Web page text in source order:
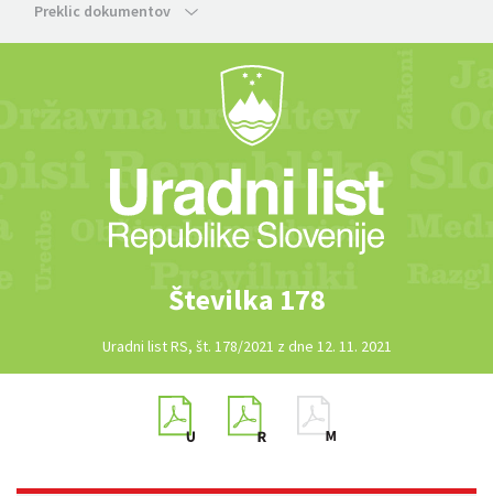
Preklic dokumentov
Številka 178
Uradni list RS, št. 178/2021 z dne 12. 11. 2021